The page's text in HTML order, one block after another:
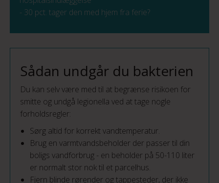
- 30 pct. tager den med hjem fra ferie?
Sådan undgår du bakterien
Du kan selv være med til at begrænse risikoen for
smitte og undgå legionella ved at tage nogle
forholdsregler:
Sørg altid for korrekt vandtemperatur.
Brug en varmtvandsbeholder der passer til din
boligs vandforbrug - en beholder på 50-110 liter
er normalt stor nok til et parcelhus.
Fjern blinde rørender og tappesteder, der ikke